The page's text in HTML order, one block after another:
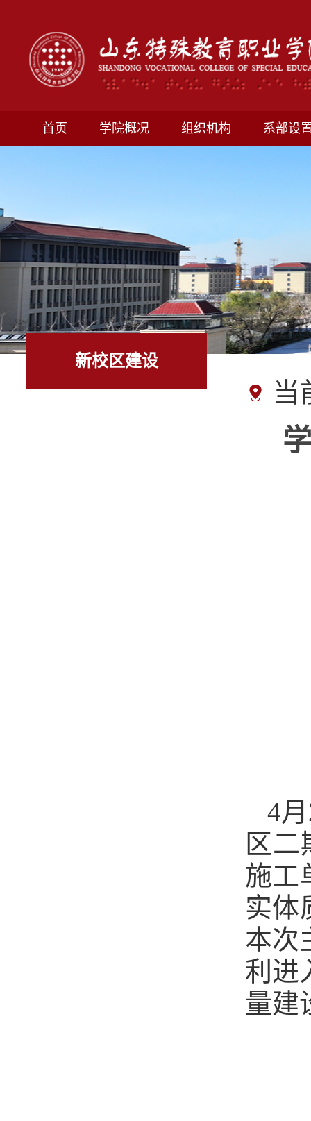
首页 学院概况 组织机构 系部设
新校区建设
当
4
区
施工
实体
本次
利进
量建